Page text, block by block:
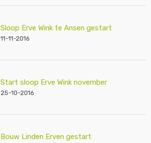
Sloop Erve Wink te Ansen gestart
11-11-2016
Start sloop Erve Wink november
25-10-2016
Bouw Linden Erven gestart